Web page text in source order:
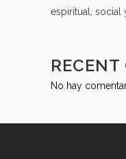
espiritual,
No hay